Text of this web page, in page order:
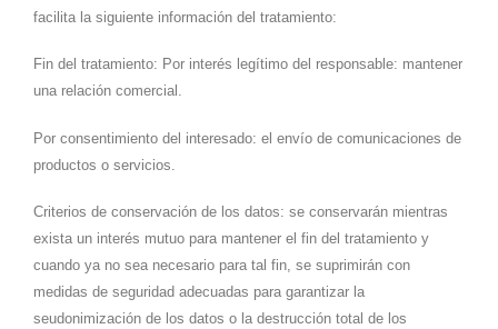
facilita la siguiente información del tratamiento:
Fin del tratamiento: Por interés legítimo del responsable: mantener
una relación comercial.
Por consentimiento del interesado: el envío de comunicaciones de
productos o servicios.
Criterios de conservación de los datos: se conservarán mientras
exista un interés mutuo para mantener el fin del tratamiento y
cuando ya no sea necesario para tal fin, se suprimirán con
medidas de seguridad adecuadas para garantizar la
seudonimización de los datos o la destrucción total de los